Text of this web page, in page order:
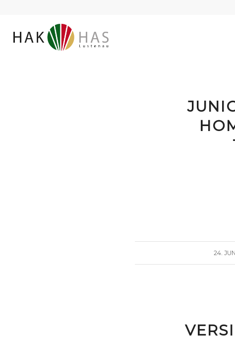
24. /